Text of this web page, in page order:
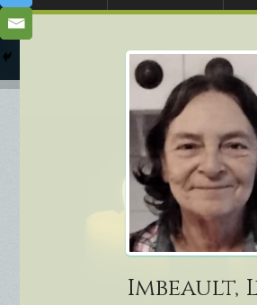
Imbeault,